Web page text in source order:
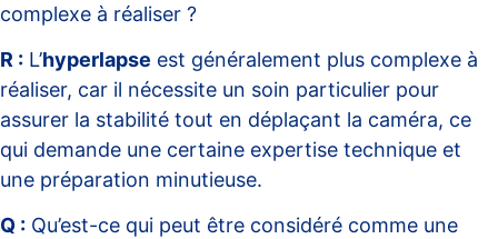
complexe à réaliser ?
R : L’hyperlapse est généralement plus complexe à
réaliser, car il nécessite un soin particulier pour
assurer la stabilité tout en déplaçant la caméra, ce
qui demande une certaine expertise technique et
une préparation minutieuse.
Q : Qu’est-ce qui peut être considéré comme une